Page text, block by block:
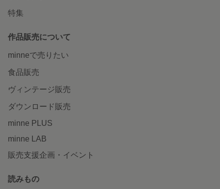
特集
作品販売について
minneで売りたい
食品販売
ヴィンテージ販売
ダウンロード販売
minne PLUS
minne LAB
販売支援企画・イベント
読みもの